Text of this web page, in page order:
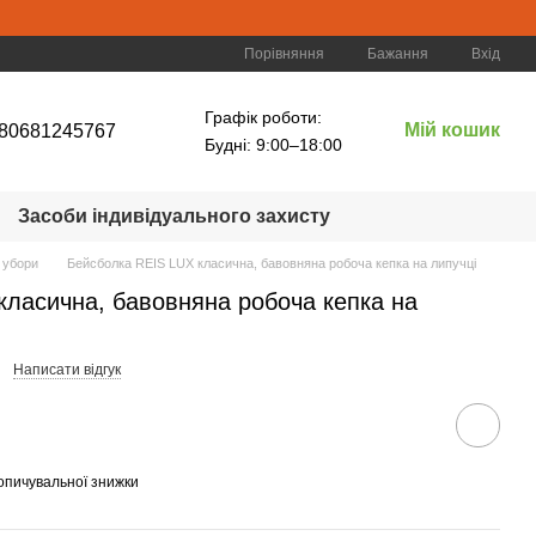
Порівняння Бажання Вхід
Графік роботи:
Будні: 9:00–18:00
Мій кошик
Засоби індивідуального захисту
убори Бейсболка REIS LUX класична, бавовняна робоча кепка на липучці
бавовняна робоча кепка на
Написати відгук
знижки